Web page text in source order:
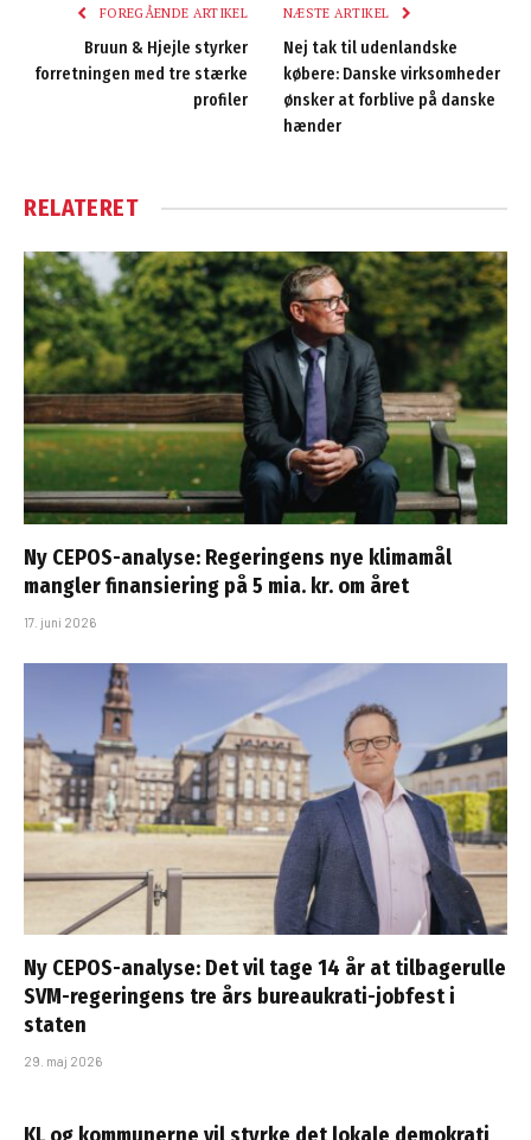
FOREGÅENDE ARTIKEL
Bruun & Hjejle styrker
forretningen med tre stærke
profiler
NÆSTE ARTIKEL
Nej tak til udenlandske
købere: Danske virksomheder
ønsker at forblive på danske
hænder
RELATERET
Ny CEPOS-analyse: Regeringens nye klimamål
mangler finansiering på 5 mia. kr. om året
17. juni 2026
Ny CEPOS-analyse: Det vil tage 14 år at tilbagerulle
SVM-regeringens tre års bureaukrati-jobfest i
staten
29. maj 2026